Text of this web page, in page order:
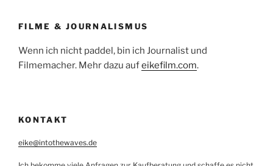
FILME & JOURNALISMUS
Wenn ich nicht paddel, bin ich Journalist und
Filmemacher. Mehr dazu aufeikefilm.com.
KONTAKT
eike@intothewaves.de